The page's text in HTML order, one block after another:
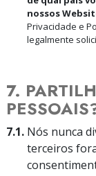
nossos
Privacidade e
legalmente
7.
7.1. Nós nunca
terceiros